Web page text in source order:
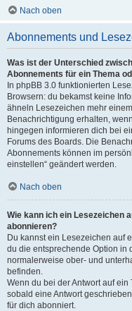
Nach oben
Abonnements und
Was ist der Unterschied
Abonnements für ein Thema
In phpBB 3.0 funktionierten
Browsern: du bekamst keine
ähneln Lesezeichen mehr
Benachrichtigung erhalten,
hingegen informieren dich bei
Forums des Boards. Die
Abonnements können im
einstellen“ geändert werden.
Nach oben
Wie kann ich ein Lesezeichen
abonnieren?
Du kannst ein Lesezeichen auf
du die entsprechende Option in
normalerweise ober- und
befinden.
Wenn du bei der Antwort auf
sobald eine Antwort
für dich abonniert.